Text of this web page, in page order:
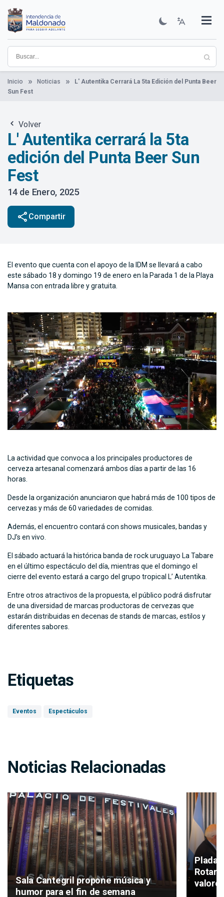
contenido
principal
Institucional
Municipios
Descubre Maldonado
Comunicación
Servicios
Guía De Trámites
Ver Noticias
Inicio Noticias
L' Autentika Cerrará La 5ta Edición del Punta Beer
Sun Fest
Volver
L' Autentika cerrará la 5ta
edición del Punta Beer Sun
Fest
14 de Enero, 2025
share Compartir
El evento que cuenta con el apoyo de la IDM se llevará a cabo
este sábado 18 y domingo 19 de enero en la Parada 1 de la Playa
Mansa con entrada libre y gratuita.
La actividad que convoca a los principales productores de
cerveza artesanal comenzará ambos días a partir de las 16
horas.
Desde la organización anunciaron que habrá más de 100 tipos de
cervezas y más de 60 variedades de comidas.
Además, el encuentro contará con shows musicales, bandas y
DJ’s en vivo.
El sábado actuará la histórica banda de rock uruguayo La Tabare
en el último espectáculo del día, mientras que el domingo el
cierre del evento estará a cargo del grupo tropical L’ Autentika.
Entre otros atractivos de la propuesta, el público podrá disfrutar
de una diversidad de marcas productoras de cervezas que
estarán distribuidas en decenas de stands de marcas, estilos y
diferentes sabores.
Etiquetas
Eventos Espectáculos
Noticias Relacionadas
Sala Cantegril propone música y
humor para el fin de semana
Plada